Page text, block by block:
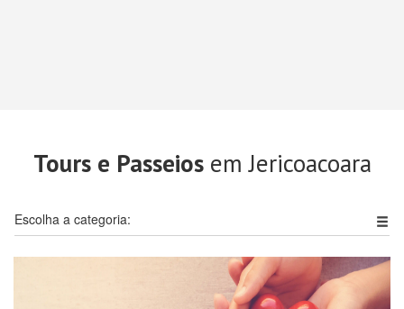
Tours e Passeiosem Jericoacoara
Escolha a categoria: